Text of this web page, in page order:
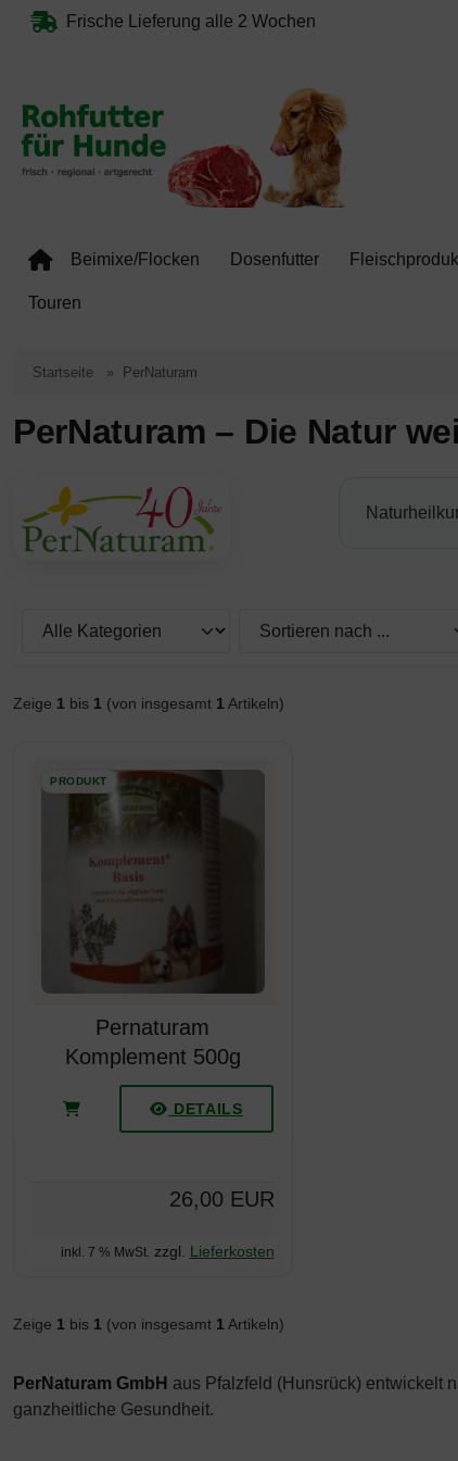
Sprungnavigation (skip link) ist jederzeit zu
Sprungnavigation
Springe zum Inhalt Springe zur Navigation
Frische Lieferung alle 2 Wochen
Beimixe/Flocken Dosenfutter
Touren
Startseite PerNaturam
PerNaturam – Die Natur
Zeige 1 bis 1 (von insgesamt 1Artikeln)
Pernaturam
Komplement 500g
DETAILS
26,00 EUR
inkl. 7 % MwSt. zzgl. Lieferkosten
Zeige 1 bis 1 (von insgesamt 1 Artikeln)
PerNaturam GmbH aus Pfalzfeld (Hunsrück) entwickelt
ganzheitliche Gesundheit.